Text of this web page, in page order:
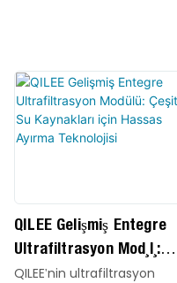
QILEE Gelişmiş Entegre
Ultrafiltrasyon Modülü:
Çeşitli Su Kaynakları Için
QILEE'nin ultrafiltrasyon